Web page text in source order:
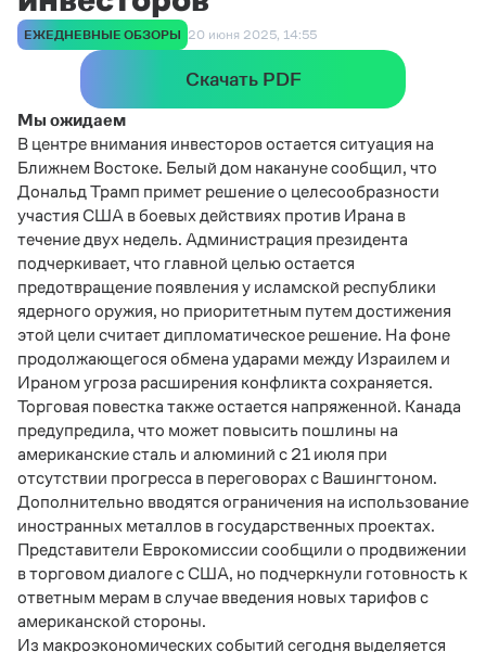
ЕЖЕДНЕВНЫЕ ОБЗОРЫ 20 июня 2025, 14:55
Скачать PDF
Мы ожидаем
В центре внимания инвесторов остается ситуация на
Ближнем Востоке. Белый дом накануне сообщил, что
Дональд Трамп примет решение о целесообразности
участия США в боевых действиях против Ирана в
течение двух недель. Администрация президента
подчеркивает, что главной целью остается
предотвращение появления у исламской республики
ядерного оружия, но приоритетным путем достижения
этой цели считает дипломатическое решение. На фоне
продолжающегося обмена ударами между Израилем и
Ираном угроза расширения конфликта сохраняется.
Торговая повестка также остается напряженной. Канада
предупредила, что может повысить пошлины на
американские сталь и алюминий с 21 июля при
отсутствии прогресса в переговорах с Вашингтоном.
Дополнительно вводятся ограничения на использование
иностранных металлов в государственных проектах.
Представители Еврокомиссии сообщили о продвижении
в торговом диалоге с США, но подчеркнули готовность к
ответным мерам в случае введения новых тарифов с
американской стороны.
Из макроэкономических событий сегодня выделяется